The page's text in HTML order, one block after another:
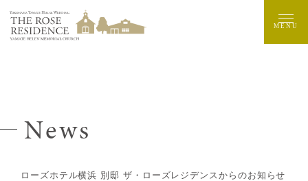
MENU
News
ローズホテル横浜 別邸 ザ・ローズレジデンスからのお知らせ